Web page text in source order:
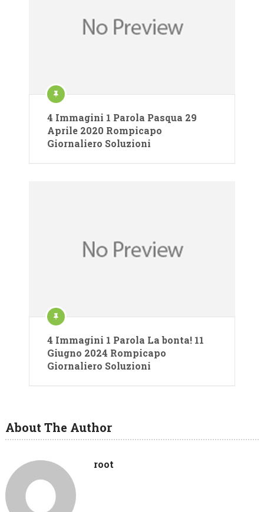
4 Immagini 1 Parola Pasqua 29
Aprile 2020 Rompicapo
Giornaliero Soluzioni
4 Immagini 1 Parola La bonta! 11
Giugno 2024 Rompicapo
Giornaliero Soluzioni
About The Author
root